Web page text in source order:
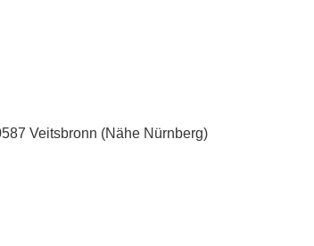
Veitsbronn (Nähe Nürnberg)